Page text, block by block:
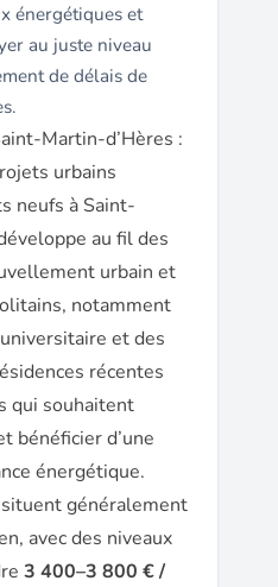
énergétiques et
au juste niveau
de délais de
Martin-d’Hères :
urbains
neufs à Saint-
au fil des
urbain et
notamment
et des
récentes
qui souhaitent
bénéficier d’une
énergétique.
généralement
avec des niveaux
3 400–3 800 € /